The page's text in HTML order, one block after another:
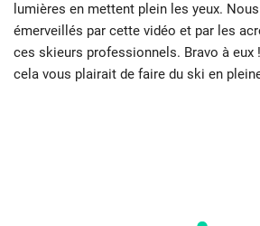
lumières en mettent plein les yeux.
émerveillés par cette vidéo et par les
ces skieurs professionnels. Bravo à eux
cela vous plairait de faire du ski en